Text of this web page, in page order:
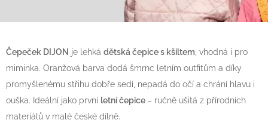
Čepeček DIJON je lehká dětská čepice s kšiltem, vhodná i pro
miminka. Oranžová barva dodá šmrnc letním outfitům a díky
promyšlenému střihu dobře sedí, nepadá do očí a chrání hlavu i
ouška. Ideální jako první letní čepice – ručně ušitá z přírodních
materiálů v malé české dílně.